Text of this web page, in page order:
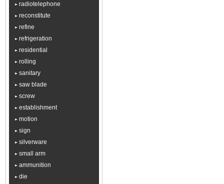
radiotelephone
reconstitute
refine
refrigeration
residential
rolling
sanitary
saw blade
screw
establishment
motion
sign
silverware
small arm
ammunition
die